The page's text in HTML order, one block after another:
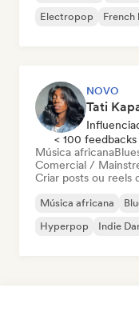
Electropop
French
NOVO
Tati
< 100
Música africana
Comercial /
Criar posts ou reels
Música africana
Hyperpop
Indie